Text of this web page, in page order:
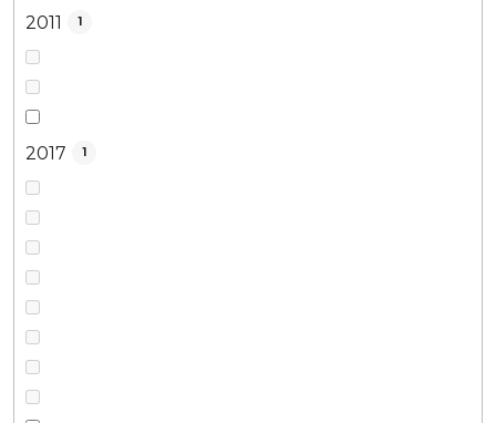
2011 1
2017 1